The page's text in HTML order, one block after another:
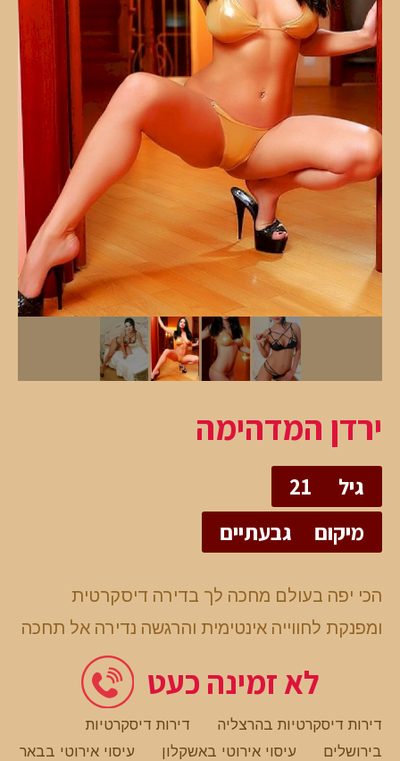
ירדן המדהימה
גיל
21
מיקום
גבעתיים
הכי יפה בעולם מחכה לך בדירה דיסקרטית
ומפנקת לחווייה אינטימית והרגשה נדירה אל תחכה
לא זמינה כעט
דירות דיסקרטיות בהרצליה
דירות דיסקרטיות
בירושלים
עיסוי אירוטי באשקלון
עיסוי אירוטי בבאר